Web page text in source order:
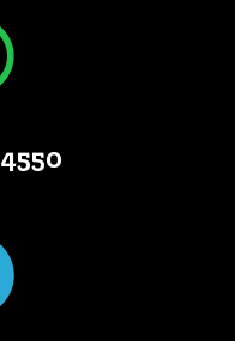
4550 824 514 1 +